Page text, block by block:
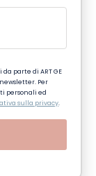
parte di ART GE
Per
personali ed
sulla privacy.